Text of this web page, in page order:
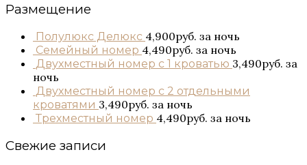
Размещение
Полулюкс Делюкс 4,900руб. за ночь
Семейный номер 4,490руб. за ночь
Двухместный номер с 1 кроватью 3,490руб. за
ночь
Двухместный номер с 2 отдельными
кроватями 3,490руб. за ночь
Трехместный номер 4,490руб. за ночь
Свежие записи